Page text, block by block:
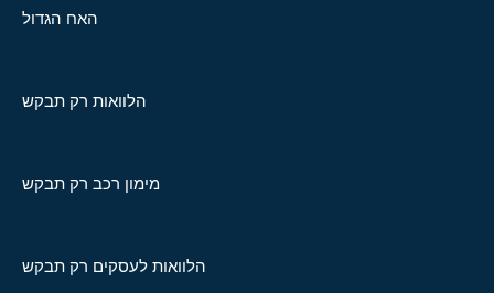
האח הגדול
הלוואות רק תבקש
מימון רכב רק תבקש
הלוואות לעסקים רק תבקש